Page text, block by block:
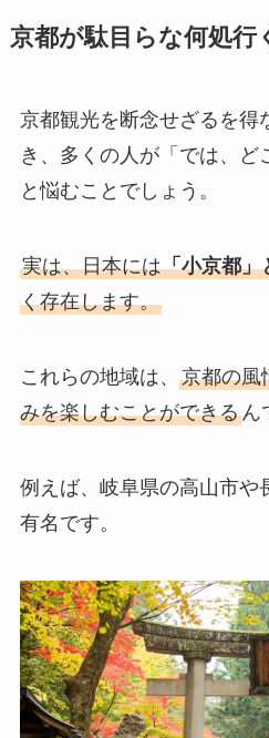
京都が駄目らな何処行
京都観光を断念せざるを得
き、多くの人が「では、ど
と悩むことでしょう。
実は、日本には「小京都」
く存在します。
これらの地域は、 京都の風
みを楽しむことができるん
例えば、岐阜県の高山市や
有名です。